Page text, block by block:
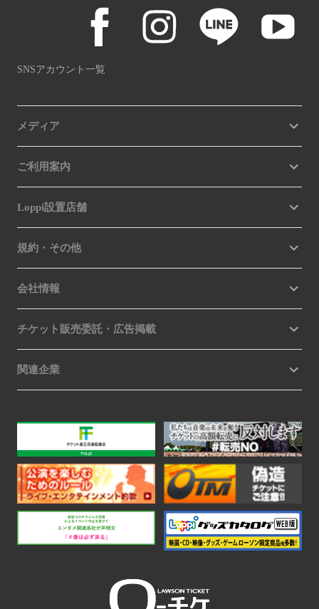
SNSアカウント一覧
メディア
ご利用案内
Loppi設置店舗
規約・その他
会社情報
チケット販売委託・広告掲載
関連企業